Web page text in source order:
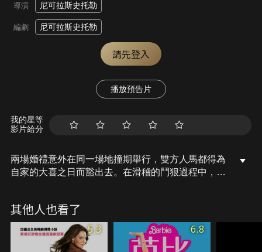
導演 尼可拉斯史托勒
編劇 尼可拉斯史托勒
請先登入
播放預告片
我的星等
影片給分
兩場婚禮意外在同一場地撞期舉行，雙方人馬都得為
自家的大喜之日而豁出去。在滑稽的鬥狠過程中，一
其他人也看了
5.3 6.8